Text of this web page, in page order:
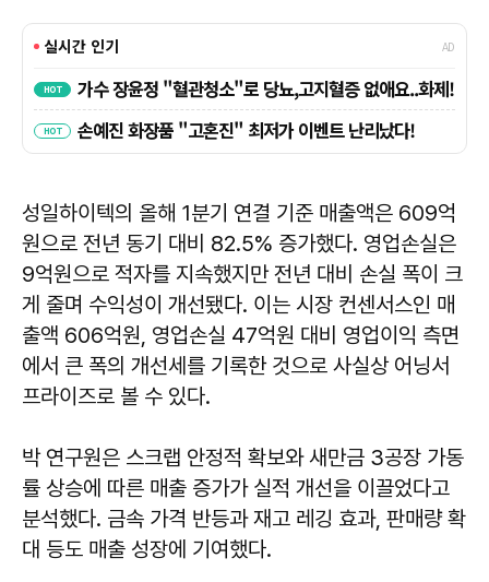
성일하이텍의 올해 1분기 연결 기준 매출액은 609억
원으로 전년 동기 대비 82.5% 증가했다. 영업손실은
9억원으로 적자를 지속했지만 전년 대비 손실 폭이 크
게 줄며 수익성이 개선됐다. 이는 시장 컨센서스인 매
출액 606억원, 영업손실 47억원 대비 영업이익 측면
에서 큰 폭의 개선세를 기록한 것으로 사실상 어닝서
프라이즈로 볼 수 있다.
박 연구원은 스크랩 안정적 확보와 새만금 3공장 가동
률 상승에 따른 매출 증가가 실적 개선을 이끌었다고
분석했다. 금속 가격 반등과 재고 레깅 효과, 판매량 확
대 등도 매출 성장에 기여했다.